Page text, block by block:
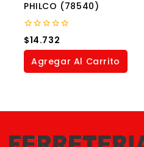
PHILCO (78540)
0
out
of
$14.732
Agregar Al Carrito